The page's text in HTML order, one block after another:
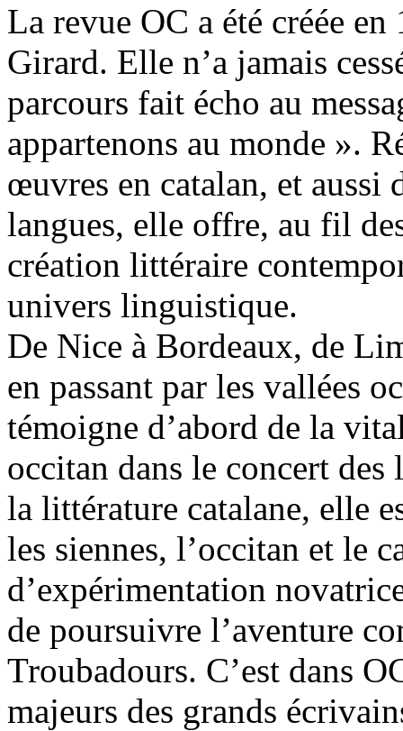
La revue OC a été créée
Girard. Elle n’a jamais
parcours fait écho au
appartenons au monde ».
œuvres en catalan, et aussi
langues, elle offre, au fil
création littéraire
univers linguistique.
De Nice à Bordeaux, de
en passant par les vallées
témoigne d’abord de la
occitan dans le concert
la littérature catalane, elle
les siennes, l’occitan et le
d’expérimentation
de poursuivre l’aventure
Troubadours. C’est dans
majeurs des grands